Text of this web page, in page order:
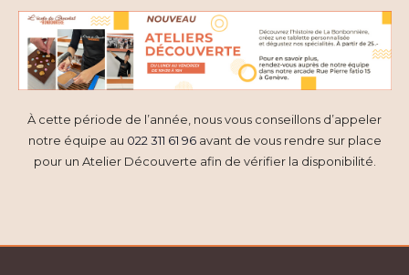
À cette période de l’année, nous vous conseillons d’appeler
notre équipe au 022 311 61 96avant de vous rendre sur place
pour un Atelier Découverte afin de vérifier la disponibilité.